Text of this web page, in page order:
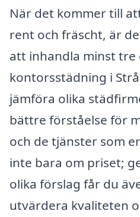
När det kommer till
rent och fräscht, är
att inhandla minst
kontorsstädning i
jämföra olika
bättre förståelse för
och de tjänster som
inte bara om priset;
olika förslag får du
utvärdera kvaliteten